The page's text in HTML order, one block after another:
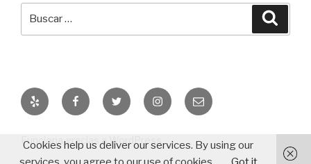
Yelp FacebookTwitter InstagramCorreo
electrónico
Funciona gracias a WordPress
Cookies help us deliver our services. By using our